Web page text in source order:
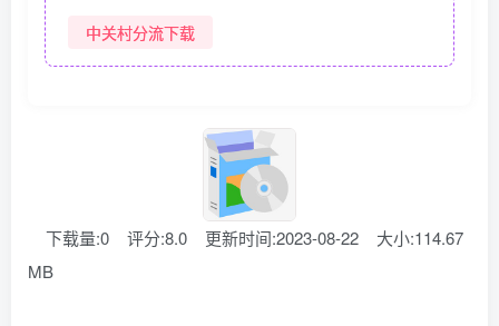
中关村分流下载
下载量:0 评分:8.0 更新时间:2023-08-22
大小:114.67
MB